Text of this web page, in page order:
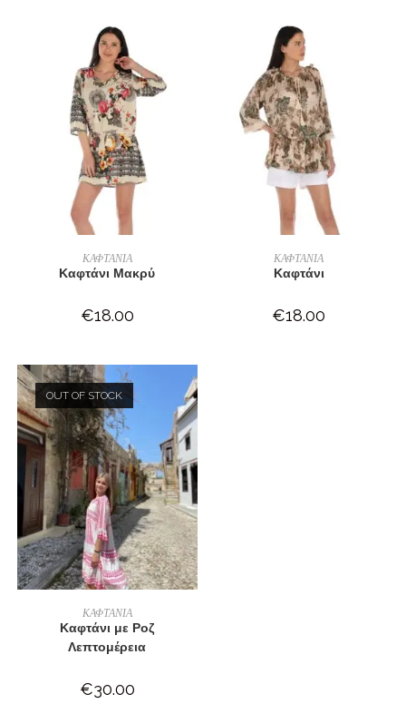
ΠΡΟΣΘΉΚΗ ΣΤΟ ΚΑΛΆΘΙ
ΚΑΦΤΑΝΙΑ
Καφτάνι Μακρύ
€18.00
ΠΡΟΣΘΉΚΗ ΣΤΟ ΚΑΛΆΘΙ
ΚΑΦΤΑΝΙΑ
Καφτάνι
€18.00
OUT OF STOCK
ΔΙΑΒΆΣΤΕ ΠΕΡΙΣΣΌΤΕΡΑ
ΚΑΦΤΑΝΙΑ
Καφτάνι με Ροζ
Λεπτομέρεια
€30.00